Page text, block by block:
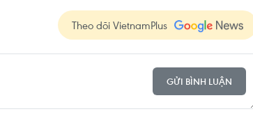
Theo dõi VietnamPlus
GỬI BÌNH LUẬN